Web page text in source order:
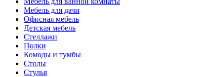
Мебель для дачи
Офисная мебель
Детская мебель
Стеллажи
Полки
Комоды и тумбы
Столы
Стулья